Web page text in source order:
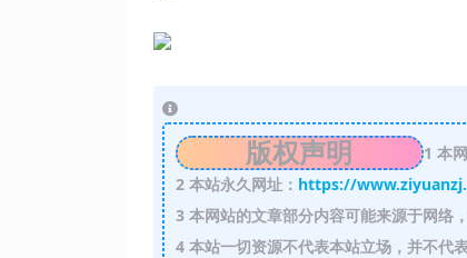
版权声明 1 本
2本站永久网址： https://
3本网站的文章部分内容可能来源于网络
4本站一切资源不代表本站立场，并不代